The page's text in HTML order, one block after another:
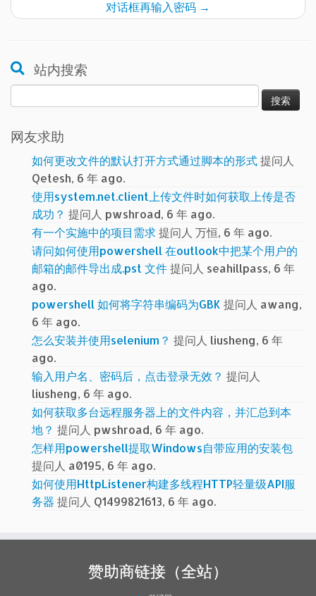
对话框再输入密码 →
站内搜索
索：
网友求助
如何更改文件的默认打开方式通过脚本的形式提问人
Qetesh, 6 年 ago.
使用system.net.client上传文件时如何获取上传是否
成功？ 提问人 pwshroad, 6 年 ago.
有一个实施中的项目需求提问人 万恒, 6 年 ago.
请问如何使用powershell 在outlook中把某个用户的
邮箱的邮件导出成.pst 文件提问人 seahillpass, 6 年
ago.
powershell 如何将字符串编码为GBK 提问人 awang,
6 年 ago.
怎么安装并使用selenium？ 提问人 liusheng, 6 年
ago.
输入用户名、密码后，点击登录无效？ 提问人
liusheng, 6 年 ago.
如何获取多台远程服务器上的文件内容，并汇总到本
地？ 提问人 pwshroad, 6 年 ago.
怎样用powershell提取Windows自带应用的安装包
提问人 a0195, 6 年 ago.
如何使用HttpListener构建多线程HTTP轻量级API服
务器 提问人 Q1499821613, 6 年 ago.
赞助商链接（全站）